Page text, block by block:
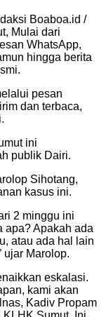
Boaboa.id /
Mulai dari
WhatsApp,
hingga berita
pesan
dan terbaca,
ini
publik Dairi.
Sihotang,
kasus ini.
2 minggu ini
apa? Apakah ada
atau ada hal lain
ujar Marolop.
eskalasi.
kami akan
Kadiv Propam